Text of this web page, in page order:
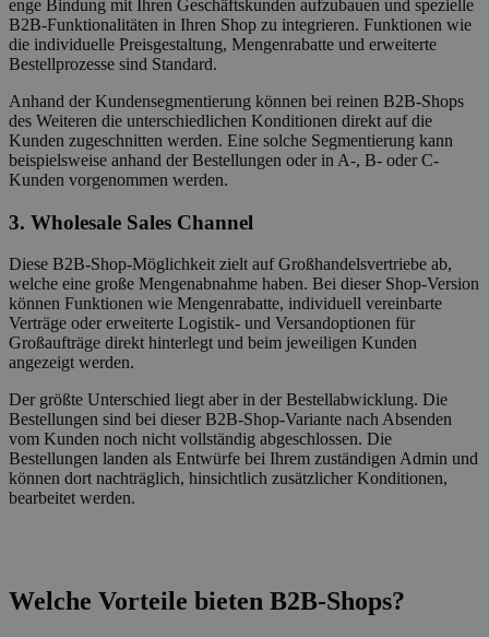
enge Bindung mit Ihren Geschäftskunden aufzubauen und spezielle
B2B-Funktionalitäten in Ihren Shop zu integrieren. Funktionen wie
die individuelle Preisgestaltung, Mengenrabatte und erweiterte
Bestellprozesse sind Standard.
Anhand der Kundensegmentierung können bei reinen B2B-Shops
des Weiteren die unterschiedlichen Konditionen direkt auf die
Kunden zugeschnitten werden. Eine solche Segmentierung kann
beispielsweise anhand der Bestellungen oder in A-, B- oder C-
Kunden vorgenommen werden.
3. Wholesale Sales Channel
Diese B2B-Shop-Möglichkeit zielt auf Großhandelsvertriebe ab,
welche eine große Mengenabnahme haben. Bei dieser Shop-Version
können Funktionen wie Mengenrabatte, individuell vereinbarte
Verträge oder erweiterte Logistik- und Versandoptionen für
Großaufträge direkt hinterlegt und beim jeweiligen Kunden
angezeigt werden.
Der größte Unterschied liegt aber in der Bestellabwicklung. Die
Bestellungen sind bei dieser B2B-Shop-Variante nach Absenden
vom Kunden noch nicht vollständig abgeschlossen. Die
Bestellungen landen als Entwürfe bei Ihrem zuständigen Admin und
können dort nachträglich, hinsichtlich zusätzlicher Konditionen,
bearbeitet werden.
Welche Vorteile bieten B2B-Shops?